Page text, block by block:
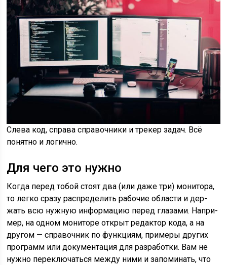
Сле­ва код, спра­ва спра­воч­ни­ки и тре­кер задач. Всё
понят­но и логично.
Для чего это нужно
Когда перед тобой сто­ят два (или даже три) мони­то­ра,
то лег­ко сра­зу рас­пре­де­лить рабо­чие обла­сти и дер­
жать всю нуж­ную инфор­ма­цию перед гла­за­ми. Напри­
мер, на одном мони­то­ре открыт редак­тор кода, а на
дру­гом — спра­воч­ник по функ­ци­ям, при­ме­ры дру­гих
про­грамм или доку­мен­та­ция для раз­ра­бот­ки. Вам не
нуж­но пере­клю­чать­ся меж­ду ними и запо­ми­нать, что